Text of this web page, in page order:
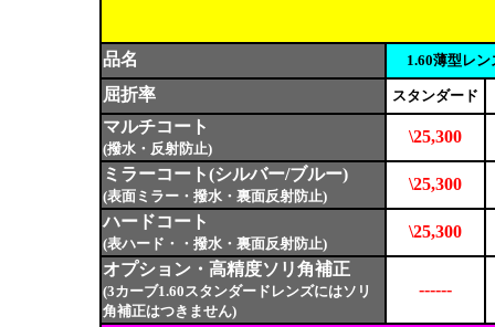
品名 1.60薄型レ
屈折率 スタンダード
マルチコート
(撥水・反射防止)
\25,300
ミラーコート(シルバー/ブルー)
(表面ミラー・撥水・裏面反射防止)
\25,300
ハードコート
(表ハード・・撥水・裏面反射防止)
\25,300
オプション・高精度ソリ角補正
(3カーブ1.60スタンダードレンズにはソリ
角補正はつきません)
------